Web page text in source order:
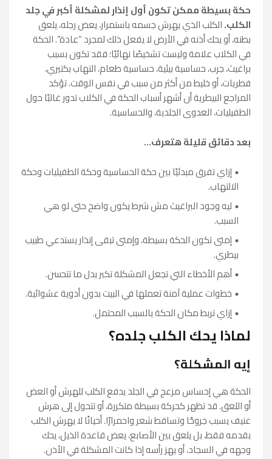
حكة بسيطة ممكن تكون أول إنذار لمشكلة أكبر في جلد
الكلب.الكلب الذي يهرش جسمه باستمرار، يعض رجله، يلعق
بطنه، أو يحك أذنه في الأرض لا يفعل ذلك لمجرد “عادة”. الحكة
في الكلاب علامة وليست تشخيصًا نهائيًا؛ فقد تكون بسبب
براغيث، جرب، حساسية بيئية، حساسية طعام، التهاب بكتيري،
فطريات، أو خليط من أكثر من سبب في نفس الوقت. تؤكد
المراجع البيطرية أن أشهر أسباب الحكة في الكلاب تدور غالبًا حول
الطفيليات، العدوى الجلدية، والحساسية.
بعد دقائق قليلة هتعرف...
إزاي تفرق مبدئيًا بين حكة الحساسية وحكة الطفيليات وحكة
الالتهاب.
ليه وجود البراغيث مش شرط يكون واضح حتى لو هي
السبب.
إمتى تكون الحكة بسيطة، وإمتى تبقى إنذار يستدعي طبيب
بيطري.
أهم الأخطاء التي تجعل المشكلة تكبر بدل ما تتحسن.
خطوات عملية آمنة تعملها في البيت بدون أدوية عشوائية.
إزاي تربط مكان الحكة بالسبب المحتمل.
لماذا يحك الكلب جلده؟
إيه المشكلة؟
الحكة هي إحساس مزعج في الجلد يدفع الكلب للهرش أو العض
أو اللعق. قد تظهر كحركة بسيطة متكررة، أو تتحول إلى هرش
عنيف يسبب جروحًا وتساقط شعر واحمرارًا. أحيانًا لا يهرش الكلب
بقدمه فقط، بل يلعق بين الأصابع، يعض قاعدة الذيل، يحك
وجهه في السجاد، أو يهز رأسه إذا كانت المشكلة في الأذن.